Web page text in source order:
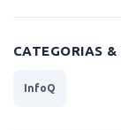
CATEGORIAS &
InfoQ